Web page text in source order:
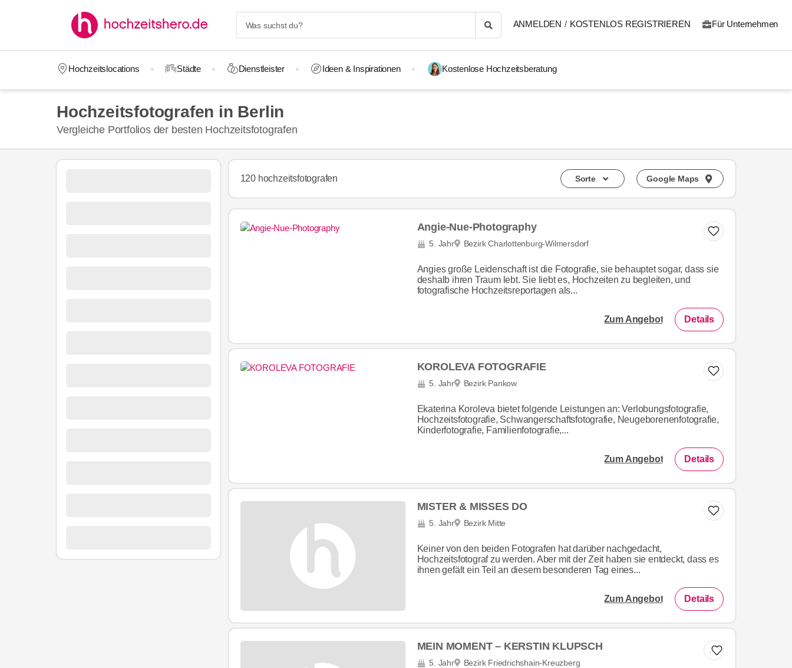
ANMELDEN / KOSTENLOS REGISTRIEREN Für Unternehmen
Hochzeitslocations Städte Dienstleister Ideen & Inspirationen Kostenlose Hochzeitsberatung
Hochzeitsfotografen in Berlin
Vergleiche Portfolios der besten Hochzeitsfotografen
120 hochzeitsfotografen Sorte Google Maps
Angie-Nue-Photography
5. Jahr Bezirk Charlottenburg-Wilmersdorf
Angies große Leidenschaft ist die Fotografie, sie behauptet sogar, dass sie
deshalb ihren Traum lebt. Sie liebt es, Hochzeiten zu begleiten, und
fotografische Hochzeitsreportagen als...
Zum Angebot Details
KOROLEVA FOTOGRAFIE
5. Jahr Bezirk Pankow
Ekaterina Koroleva bietet folgende Leistungen an: Verlobungsfotografie,
Hochzeitsfotografie, Schwangerschaftsfotografie, Neugeborenenfotografie,
Kinderfotografie, Familienfotografie,...
Zum Angebot Details
MISTER & MISSES DO
5. Jahr Bezirk Mitte
Keiner von den beiden Fotografen hat darüber nachgedacht,
Hochzeitsfotograf zu werden. Aber mit der Zeit haben sie entdeckt, dass es
ihnen gefält ein Teil an diesem besonderen Tag eines...
Zum Angebot Details
Zur Liste hinzufügen
MEIN MOMENT – KERSTIN KLUPSCH
5. Jahr Bezirk Friedrichshain-Kreuzberg